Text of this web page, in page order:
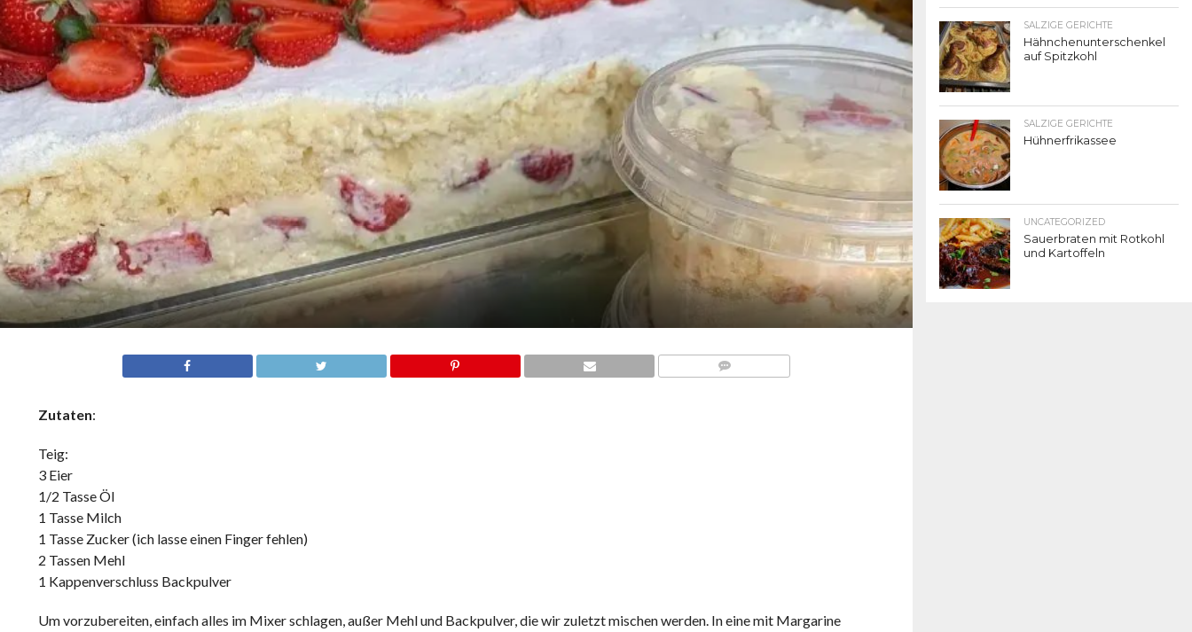
Zutaten:
Teig:
3 Eier
1/2 Tasse Öl
1 Tasse Milch
1 Tasse Zucker (ich lasse einen Finger fehlen)
2 Tassen Mehl
1 Kappenverschluss Backpulver
Um vorzubereiten, einfach alles im Mixer schlagen, außer Mehl und Backpulver, die wir zuletzt mischen werden. In eine mit Margarine
SALZIGE GERICHTE
Hähnchenunterschenkel
auf Spitzkohl
SALZIGE GERICHTE
Hühnerfrikassee
UNCATEGORIZED
Sauerbraten mit Rotkohl
und Kartoffeln